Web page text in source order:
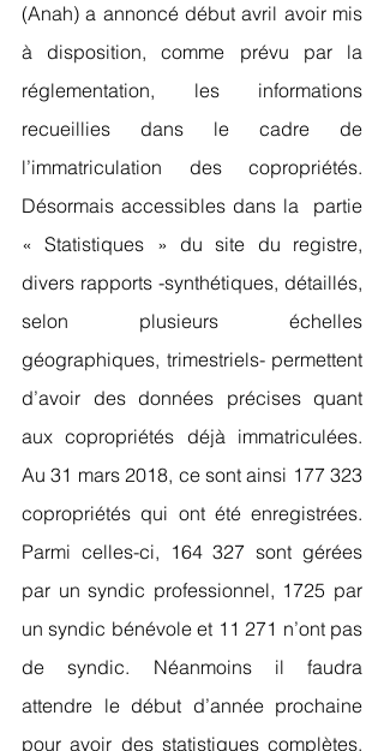
(Anah) a annoncé début avril avoir mis
à disposition, comme prévu par la
réglementation, les informations
recueillies dans le cadre de
l’immatriculation des copropriétés.
Désormais accessibles dans la  partie
« Statistiques » du site du registre,
divers rapports -synthétiques, détaillés,
selon plusieurs échelles
géographiques, trimestriels- permettent
d’avoir des données précises quant
aux copropriétés déjà immatriculées.
Au 31 mars 2018, ce sont ainsi 177 323
copropriétés qui ont été enregistrées.
Parmi celles-ci, 164 327 sont gérées
par un syndic professionnel, 1725 par
un syndic bénévole et 11 271 n’ont pas
de syndic. Néanmoins il faudra
attendre le début d’année prochaine
pour avoir des statistiques complètes,